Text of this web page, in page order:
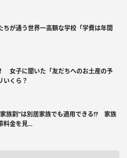
ちが通う世界一高額な学校「学費は年間
女子に聞いた「友だちへのお土産の予
いくら？
族割”は別居家族でも適用できる!? 家族
料金を見...